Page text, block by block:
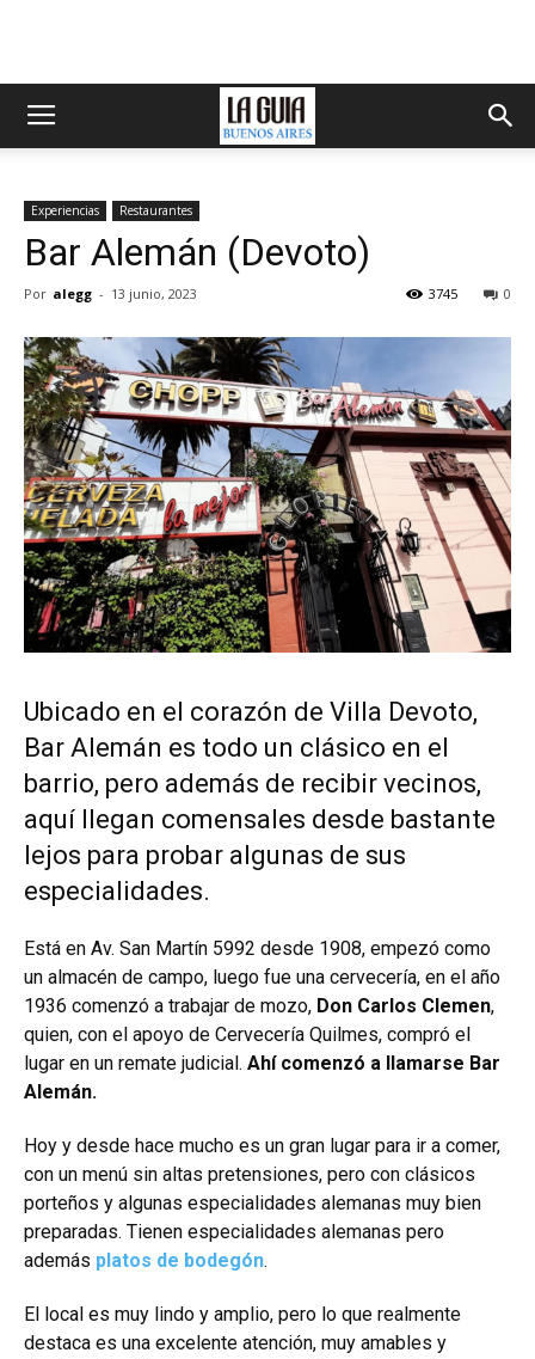
Experiencias Restaurantes
Bar Alemán (Devoto)
Por alegg - 13 junio, 2023 0
3745
Ubicado en el corazón de Villa Devoto,
Bar Alemán es todo un clásico en el
barrio, pero además de recibir vecinos,
aquí llegan comensales desde bastante
lejos para probar algunas de sus
especialidades.
Está en Av. San Martín 5992 desde 1908, empezó como
un almacén de campo, luego fue una cervecería, en el año
1936 comenzó a trabajar de mozo, Don Carlos Clemen,
quien, con el apoyo de Cervecería Quilmes, compró el
lugar en un remate judicial. Ahí comenzó a llamarse Bar
Alemán.
Hoy y desde hace mucho es un gran lugar para ir a comer,
con un menú sin altas pretensiones, pero con clásicos
porteños y algunas especialidades alemanas muy bien
preparadas. Tienen especialidades alemanas pero
además platos de bodegón.
El local es muy lindo y amplio, pero lo que realmente
destaca es una excelente atención, muy amables y